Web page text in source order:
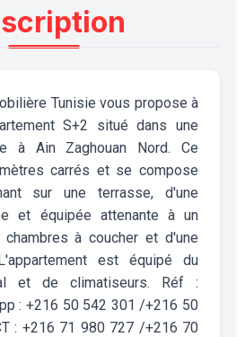
Tunisie vous propose à
S+2 situé dans une
à Ain Zaghouan Nord. Ce
carrés et se compose
sur une terrasse, d'une
et équipée attenante à un
à coucher et d'une
est équipé du
et de climatiseurs. Réf :
: +216 50 542 301 /+216 50
: +216 71 980 727 /+216 70